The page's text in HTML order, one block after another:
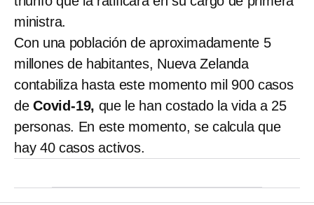
ministra.
Con una población de aproximadamente 5
millones de habitantes, Nueva Zelanda
contabiliza hasta este momento mil 900 casos
de Covid-19, que le han costado la vida a 25
personas. En este momento, se calcula que
hay 40 casos activos.